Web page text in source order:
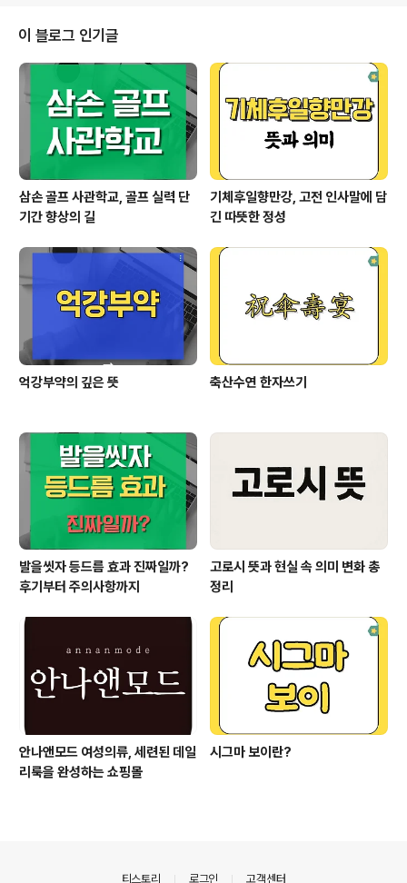
속에 있으면서도 숲과 하늘을 오롯이 느낄 수 있는 곳이에
요.2018년 개장 이후 매해 많은 캠퍼들이 방문하고 있고,
무려 연 9만 명이 찾을 만큼 입소문도 탄탄하게 퍼져 있답
니다.특히 밤하늘에 펼쳐지는 별빛 조형물은 이름 그대
로'별빛 속 캠핑'이라는 감성을 제대로 살려줘요. 총 55면,
다양한 스타일로 즐기는 캠핑 사이트카라반 ..
이 블로그 인기글
삼손 골프 사관학교, 골프 실력 단
기간 향상의 길
기체후일향만강, 고전 인사말에 담
긴 따뜻한 정성
억강부약의 깊은 뜻 축산수연 한자쓰기
발을씻자 등드름 효과 진짜일까?
후기부터 주의사항까지
고로시 뜻과 현실 속 의미 변화 총
정리
안나앤모드 여성의류, 세련된 데일
리룩을 완성하는 쇼핑몰
시그마 보이란?
티스토리 로그인 고객센터